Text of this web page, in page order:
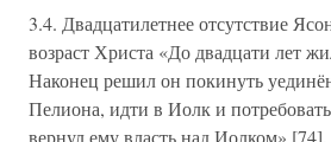
3.4. Двадцатилетнее отсутствие
возраст Христа «До двадцати лет
Наконец решил он покинуть
Пелиона, идти в Иолк и